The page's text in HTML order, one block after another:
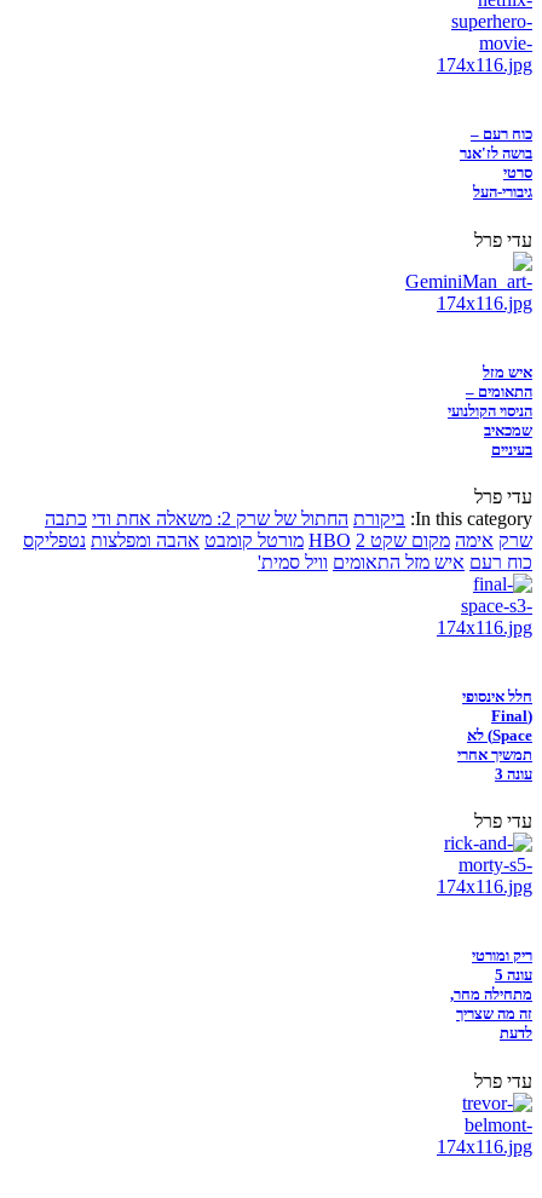
כוח רעם –
בושה לז'אנר
סרטי
גיבורי-העל
עדי פרל
איש מזל
התאומים –
הניסוי הקולנועי
שמכאיב
בעיניים
עדי פרל
In this category: ביקורת החתול של שרק 2: משאלה אחת ודי
כתבה
שרק אימה מקום שקט 2 HBO מורטל קומבט אהבה ומפלצות נטפליקס
כוח רעם איש מזל התאומים וויל סמית'
חלל אינסופי
(Final
Space) לא
תמשיך אחרי
עונה 3
עדי פרל
ריק ומורטי
עונה 5
מתחילה מחר,
זה מה שצריך
לדעת
עדי פרל